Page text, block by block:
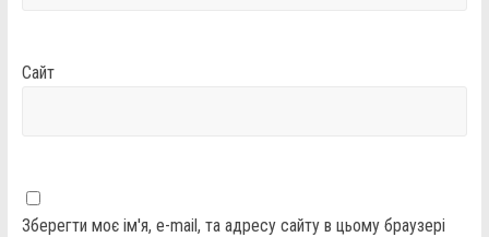
Сайт
Зберегти моє ім'я, e-mail, та адресу сайту в цьому браузері